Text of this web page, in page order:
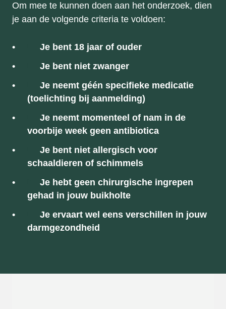
Om mee te kunnen doen aan het onderzoek, dien
je aan de volgende criteria te voldoen:
•
Je bent 18 jaar of ouder
•
Je bent niet zwanger
•
Je neemt géén specifieke medicatie
(toelichting bij aanmelding)
•
Je neemt momenteel of nam in de
voorbije week geen antibiotica
•
Je bent niet allergisch voor
schaaldieren of schimmels
•
Je hebt geen chirurgische ingrepen
gehad in jouw buikholte
•
Je ervaart wel eens verschillen in jouw
darmgezondheid